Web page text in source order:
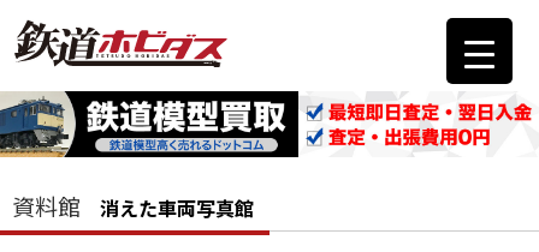
資料館 消えた車両写真館